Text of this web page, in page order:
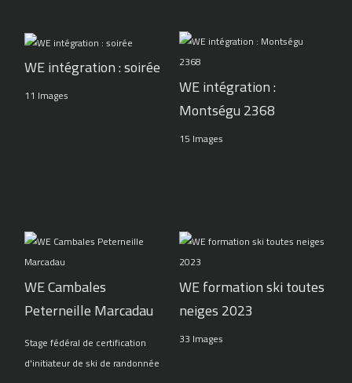
WE intégration : soirée
11 Images
WE intégration :
Montségu 2368
15 Images
WE Cambales
Peterneille Marcadau
Stage fédéral de certification
d'initiateur de ski de randonnée
WE formation ski toutes
neiges 2023
33 Images